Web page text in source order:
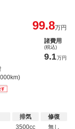
99.8万円
諸費用
(税込)
9.1万円
排気
3500cc
修復
無し